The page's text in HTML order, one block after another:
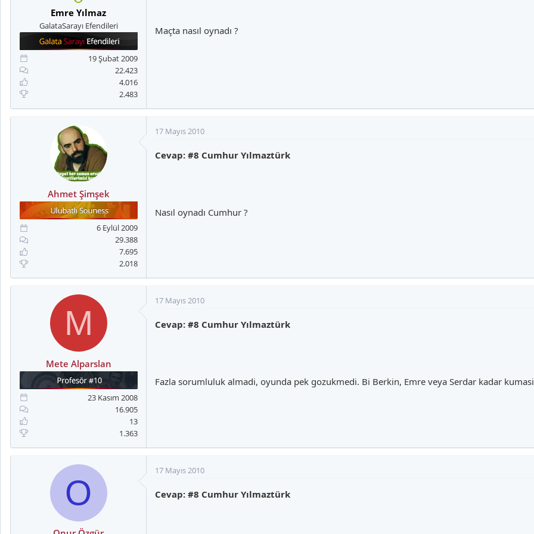
Emre Yılmaz
GalataSarayı Efendileri
19 Şubat 2009
22.423
4.016
2.483
Maçta nasıl oynadı ?
Ahmet Şimşek
6 Eylül 2009
29.388
7.695
2.018
17 Mayıs 2010
Cevap: #8 Cumhur Yılmaztürk
Nasıl oynadı Cumhur ?
M
Mete Alparslan
23 Kasım 2008
16.905
13
1.363
17 Mayıs 2010
Cevap: #8 Cumhur Yılmaztürk
Fazla sorumluluk almadi, oyunda pek gozukmedi. Bi Berkin, Emre veya Serdar kadar
O
17 Mayıs 2010
Cevap: #8 Cumhur Yılmaztürk